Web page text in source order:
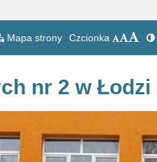
Mapa strony Czcionka
nr 2 w Łodzi